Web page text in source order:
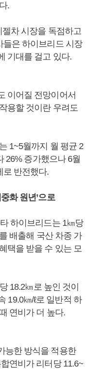
.
차 시장을 독점하고
들은 하이브리드 시장
기대를 걸고 있다.
이어질 전망이어서
용할 것이란 우려도
1~5월까지 월 평균 2
26% 증가했으나 6월
로 반전했다.
화 원년’으로
하이브리드는 1㎞당
배출해 국산 차종 가
택을 받을 수 있는 모
18.2㎞로 높인 것이
19.0㎞/ℓ로 일반적 하
연비가 더 높다.
능한 방식을 적용한
연비가 리터당 11.6~